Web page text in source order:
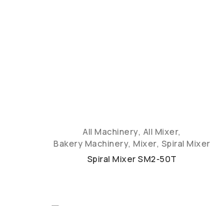
All Machinery, All Mixer,
Bakery Machinery,Mixer, Spiral Mixer
Spiral Mixer SM2-50T